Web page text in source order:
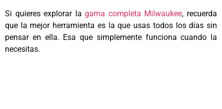
Si quieres explorar lagama completa Milwaukee, recuerda
que la mejor herramienta es la que usas todos los días sin
pensar en ella. Esa que simplemente funciona cuando la
necesitas.